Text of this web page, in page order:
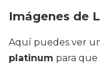
Imágenes de
Aquí puedes ver
platinum para que